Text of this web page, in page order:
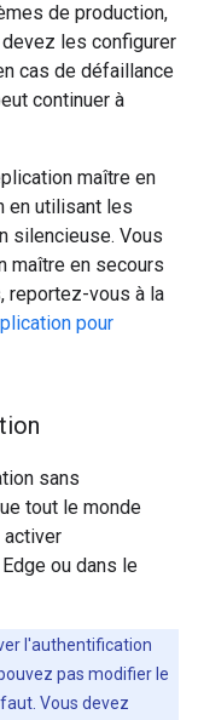
de production,
les configurer
cas de défaillance
continuer à
maître en
en utilisant les
silencieuse. Vous
maître en secours
reportez-vous à la
pour
sans
tout le monde
activer
ou dans le
l'authentification
pas modifier le
Vous devez